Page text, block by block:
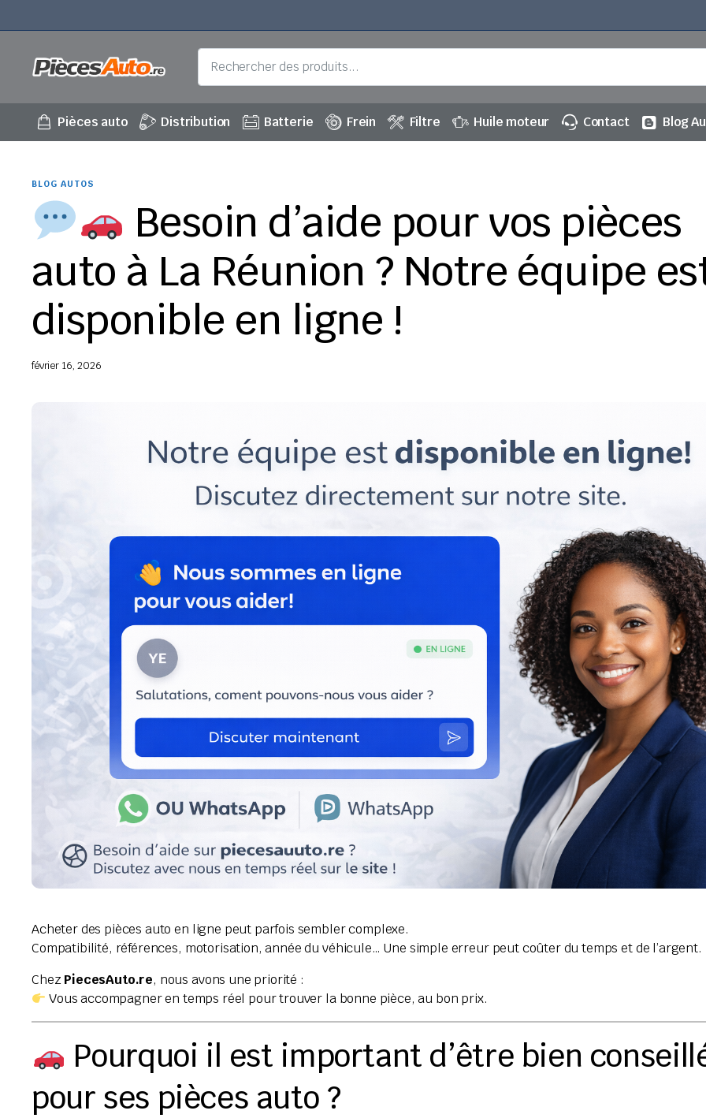
Pièces auto Distribution Batterie Frein Filtre Huile moteur Contact Blog
BLOG AUTOS
Besoin d’aide pour vos pièces
auto à La Réunion ? Notre équipe
disponible en ligne !
février 16, 2026
Acheter des pièces auto en ligne peut parfois sembler complexe.
Compatibilité, références, motorisation, année du véhicule… Une simple erreur peut coûter du temps et de l’argent.
ChezPiecesAuto.re, nous avons une priorité :
Vous accompagner en temps réel pour trouver la bonne pièce, au bon prix.
Pourquoi il est important d’être bien
pour ses pièces auto ?